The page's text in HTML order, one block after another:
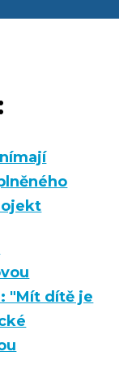
"Mít dítě je